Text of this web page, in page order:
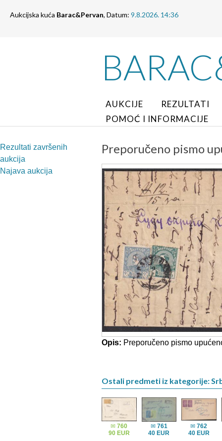
Aukcijska kuća Barac&Pervan, Datum: 9.8.2026. 14:36
AUKCIJE
REZULTATI
POMOĆ I INFORMACIJE
Rezultati završenih
aukcija
Najava aukcija
Preporučeno pismo
Opis: Preporučeno pismo
Ostali predmeti iz kategorije:
✉760
90 EUR
✉ 761
40 EUR
✉762
40 EUR